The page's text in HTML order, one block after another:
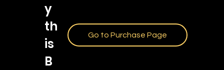
y
th
is
B
Go to Purchase Page